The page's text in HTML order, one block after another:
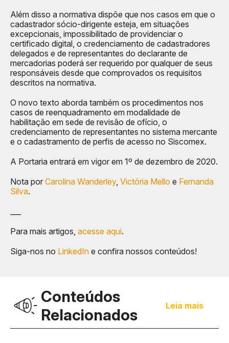
Além disso a normativa dispõe que nos casos em que o
cadastrador sócio-dirigente esteja, em situações
excepcionais, impossibilitado de providenciar o
certificado digital, o credenciamento de cadastradores
delegados e de representantes do declarante de
mercadorias poderá ser requerido por qualquer de seus
responsáveis desde que comprovados os requisitos
descritos na normativa.
O novo texto aborda também os procedimentos nos
casos de reenquadramento em modalidade de
habilitação em sede de revisão de ofício, o
credenciamento de representantes no sistema mercante
e o cadastramento de perfis de acesso no Siscomex.
A Portaria entrará em vigor em 1º de dezembro de 2020.
Nota por Carolina Wanderley, Victória Mello e Fernanda
Silva.
Para mais artigos, acesse aqui.
Siga-nos no LinkedIn e confira nossos conteúdos!
Conteúdos
Relacionados
Leia mais